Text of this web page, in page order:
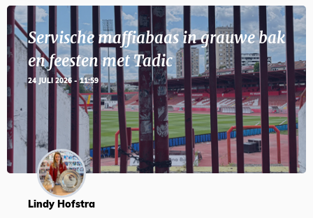
Servische maffiabaas in grauwe bak
en feesten met Tadic
24 JULI 2026 - 11:59
Lindy Hofstra